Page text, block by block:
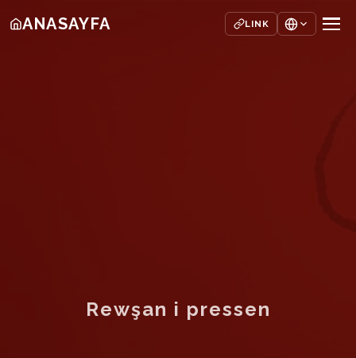
ANASAYFA LINK
Rewşan i pressen